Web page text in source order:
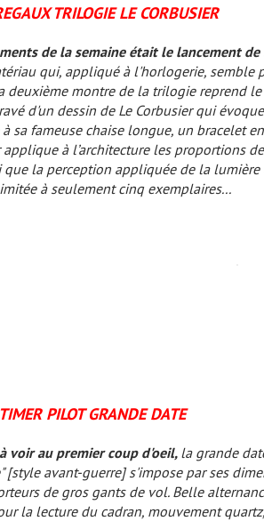
TRILOGIE LE CORBUSIER
de la semaine était le lancement
qui, appliqué à l'horlogerie,
deuxième montre de la trilogie reprend
d'un dessin de Le Corbusier qui
sa fameuse chaise longue, un bracelet
à l’architecture les proportions
que la perception appliquée de la
à seulement cinq exemplaires...
PILOT GRANDE DATE
voir au premier coup d'oeil, la grande
[style avant-guerre]s'impose par ses
de gros gants de vol. Belle
la lecture du cadran, mouvement